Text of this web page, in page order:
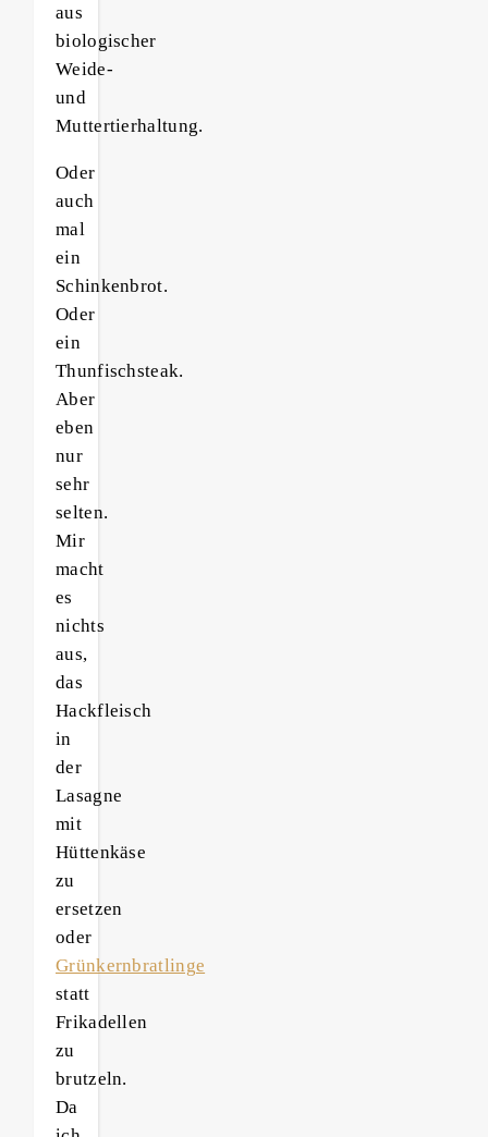
aus
biologischer
Weide-
und
Muttertierhaltung.
Oder
auch
mal
ein
Schinkenbrot.
Oder
ein
Thunfischsteak.
Aber
eben
nur
sehr
selten.
Mir
macht
es
nichts
aus,
das
Hackfleisch
in
der
Lasagne
mit
Hüttenkäse
zu
ersetzen
oder
Grünkernbratlinge
statt
Frikadellen
zu
brutzeln.
Da